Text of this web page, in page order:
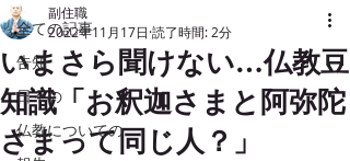
全ての記事
告知
日々の
仏教についての
いまさら聞けない…仏教豆
知識「お釈迦さまと阿弥陀
さまって同じ人？」
副住職
2022年11月17日 読了時間: 2分